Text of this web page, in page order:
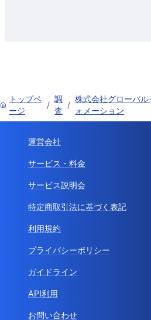
トップペ
ージ
/
調
査
/
株式会社グローバル
ォメーション
運営会社
サービス・料金
サービス説明会
特定商取引法に基づく表記
利用規約
プライバシーポリシー
ガイドライン
API利用
お問い合わせ